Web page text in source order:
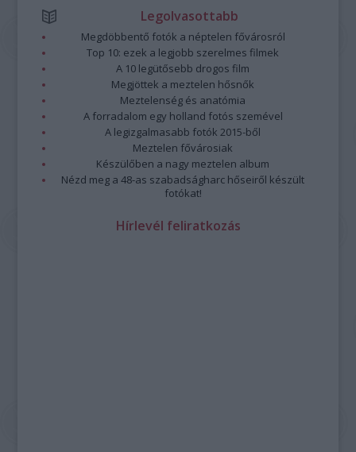
Legolvasottabb
Megdöbbentő fotók a néptelen fővárosról
Top 10: ezek a legjobb szerelmes filmek
A 10 legütősebb drogos film
Megjöttek a meztelen hősnők
Meztelenség és anatómia
A forradalom egy holland fotós szemével
A legizgalmasabb fotók 2015-ből
Meztelen fővárosiak
Készülőben a nagy meztelen album
Nézd meg a 48-as szabadságharc hőseiről készült
fotókat!
Hírlevél feliratkozás